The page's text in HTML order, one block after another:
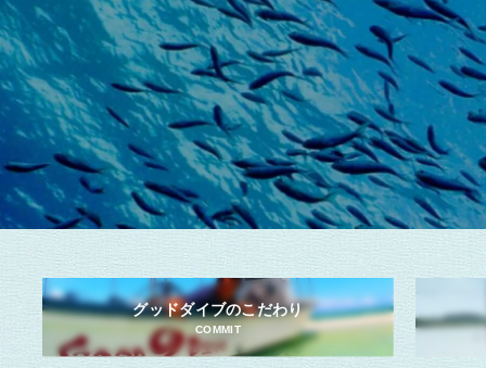
グッドダイブのこだわり
COMMIT